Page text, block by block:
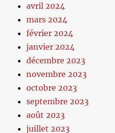
avril 2024
mars 2024
février 2024
janvier 2024
décembre 2023
novembre 2023
octobre 2023
septembre 2023
août 2023
juillet 2023